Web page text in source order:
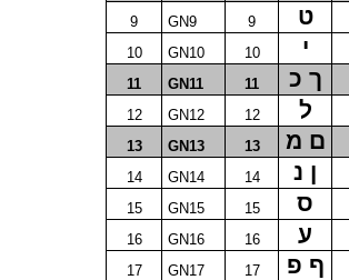
9
GN9 9 ט
10
GN10 10 י
11
GN11 11 ך כ
12
GN12 12 ל
13
GN13 13 ם מ
14
GN14 14 ן נ
15
GN15 15 ס
16
GN16 16 ע
17
GN17 17 ף פ